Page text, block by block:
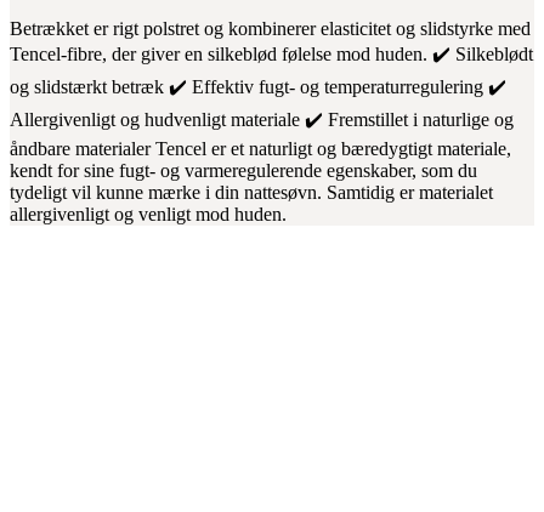
Betrækket er rigt polstret og kombinerer elasticitet og slidstyrke med
Tencel-fibre, der giver en silkeblød følelse mod huden. ✔️ Silkeblødt
og slidstærkt betræk ✔️ Effektiv fugt- og temperaturregulering ✔️
Allergivenligt og hudvenligt materiale ✔️ Fremstillet i naturlige og
åndbare materialer Tencel er et naturligt og bæredygtigt materiale,
kendt for sine fugt- og varmeregulerende egenskaber, som du
tydeligt vil kunne mærke i din nattesøvn. Samtidig er materialet
allergivenligt og venligt mod huden.